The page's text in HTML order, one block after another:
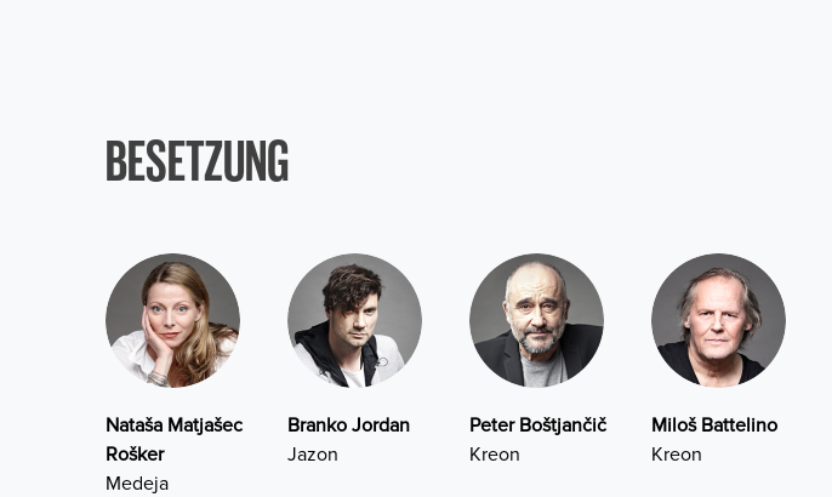
BESETZUNG
Nataša Matjašec
Rošker
Medeja
Branko Jordan
Jazon
Peter Boštjančič
Kreon
Miloš Battelino
Kreon